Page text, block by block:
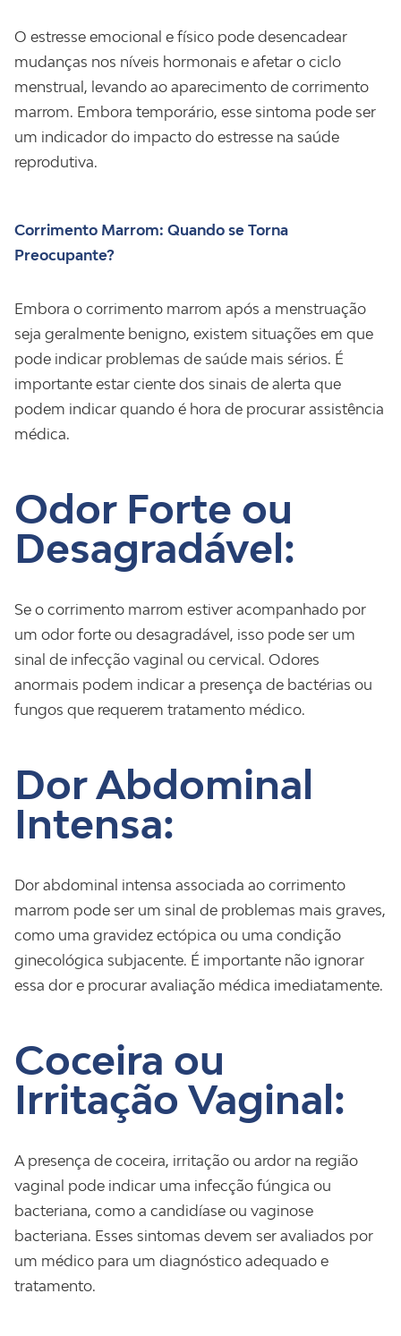
O estresse emocional e físico pode desencadear
mudanças nos níveis hormonais e afetar o ciclo
menstrual, levando ao aparecimento de corrimento
marrom. Embora temporário, esse sintoma pode ser
um indicador do impacto do estresse na saúde
reprodutiva.
Corrimento Marrom: Quando se Torna
Preocupante?
Embora o corrimento marrom após a menstruação
seja geralmente benigno, existem situações em que
pode indicar problemas de saúde mais sérios. É
importante estar ciente dos sinais de alerta que
podem indicar quando é hora de procurar assistência
médica.
Odor Forte ou
Desagradável:
Se o corrimento marrom estiver acompanhado por
um odor forte ou desagradável, isso pode ser um
sinal de infecção vaginal ou cervical. Odores
anormais podem indicar a presença de bactérias ou
fungos que requerem tratamento médico.
Dor Abdominal
Intensa:
Dor abdominal intensa associada ao corrimento
marrom pode ser um sinal de problemas mais graves,
como uma gravidez ectópica ou uma condição
ginecológica subjacente. É importante não ignorar
essa dor e procurar avaliação médica imediatamente.
Coceira ou
Irritação Vaginal:
A presença de coceira, irritação ou ardor na região
vaginal pode indicar uma infecção fúngica ou
bacteriana, como a candidíase ou vaginose
bacteriana. Esses sintomas devem ser avaliados por
um médico para um diagnóstico adequado e
tratamento.